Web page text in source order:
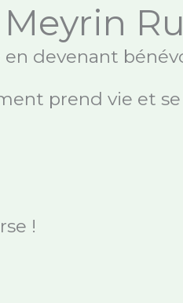
devenant
prend vie et
!